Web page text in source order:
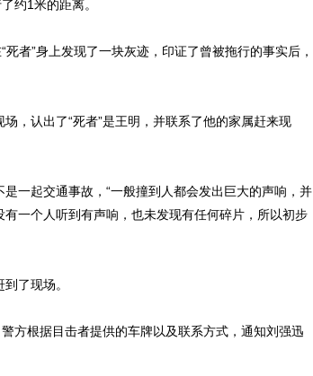
约1米的距离。
者”身上发现了一块灰迹，印证了曾被拖行的事实后，
认出了“死者”是王明，并联系了他的家属赶来现
起交通事故，“一般撞到人都会发出巨大的声响，并
一个人听到有声响，也未发现有任何碎片，所以初步
了现场。
根据目击者提供的车牌以及联系方式，通知刘强迅